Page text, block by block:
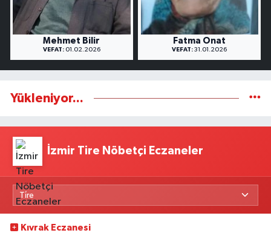
Mehmet Bilir
VEFAT:01.02.2026
Fatma Onat
VEFAT: 31.01.2026
Yükleniyor...
İzmir Tire Nöbetçi Eczaneler
Kıvrak Eczanesi